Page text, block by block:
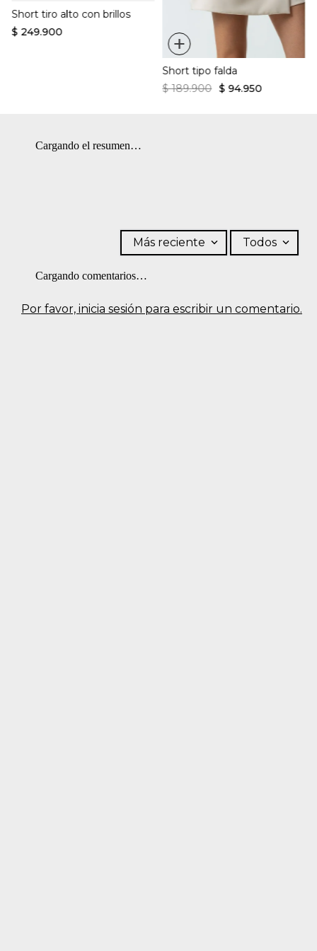
Short tiro alto con brillos
$ 249.900 +
Short tipo falda
$ 189.900 $ 94.950
Cargando el resumen…
Por favor, inicia sesión para escribir un comentario.
Más reciente Todos
Cargando comentarios…